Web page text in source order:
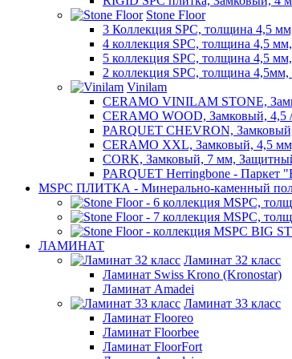
Stone Floor
3 Коллекция SPC, толщина 4,5
4 коллекция SPC, толщина 4,5
5 коллекция SPC, толщина 4,5
2 коллекция SPC, толщина 4,5мм,
Vinilam
CERAMO VINILAM STONE,
CERAMO WOOD, Замковый,
PARQUET CHEVRON,
CERAMO XXL, Замковый, 4,5
CORK, Замковый, 7 мм,
PARQUET Herringbone - Паркет
MSPC ПЛИТКА - Минерально-каменный
ЛАМИНАТ
Ламинат 32 класс
Ламинат Swiss Krono (Kronostar)
Ламинат Amadei
Ламинат 33 класс
Ламинат Flooreo
Ламинат Floorbee
Ламинат FloorFort